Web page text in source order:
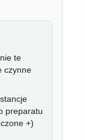
te
czynne
preparatu
+)